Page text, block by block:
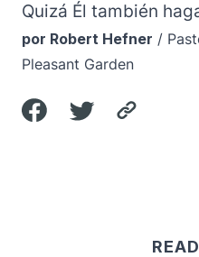
Quizá Él también
por Robert Hefner /
Pleasant Garden